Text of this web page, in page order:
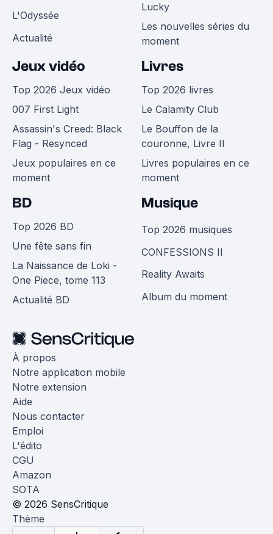
L'Odyssée
Actualité
Lucky
Les nouvelles séries du
moment
Jeux vidéo
Top 2026 Jeux vidéo
007 First Light
Assassin's Creed: Black
Flag - Resynced
Jeux populaires en ce
moment
Livres
Top 2026 livres
Le Calamity Club
Le Bouffon de la
couronne, Livre II
Livres populaires en ce
moment
BD
Top 2026 BD
Une fête sans fin
La Naissance de Loki -
One Piece, tome 113
Actualité BD
Musique
Top 2026 musiques
CONFESSIONS II
Reality Awaits
Album du moment
À propos
Notre application mobile
Notre extension
Aide
Nous contacter
Emploi
L'édito
CGU
Amazon
SOTA
© 2026 SensCritique
Thème